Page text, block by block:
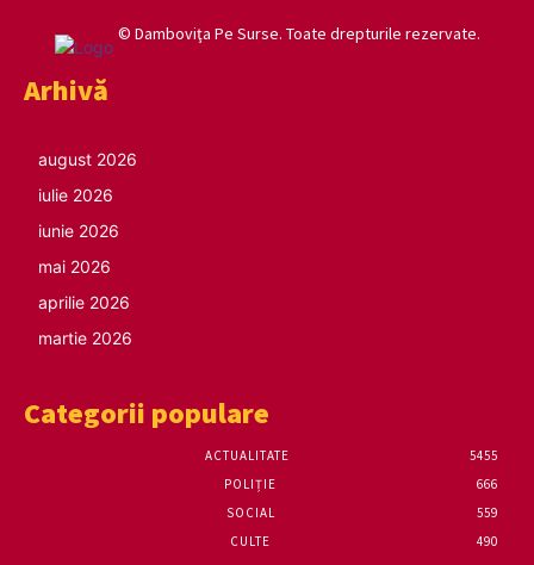
© Damboviţa Pe Surse. Toate drepturile rezervate.
Arhivă
august 2026
iulie 2026
iunie 2026
mai 2026
aprilie 2026
martie 2026
Categorii populare
ACTUALITATE
5455
POLIȚIE
666
SOCIAL
559
CULTE
490